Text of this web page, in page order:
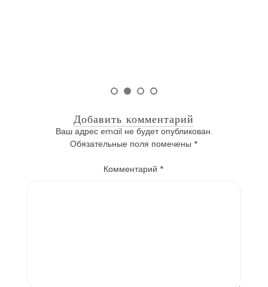
Добавить комментарий
Ваш адрес email не будет опубликован.
Обязательные поля помечены *
Комментарий*